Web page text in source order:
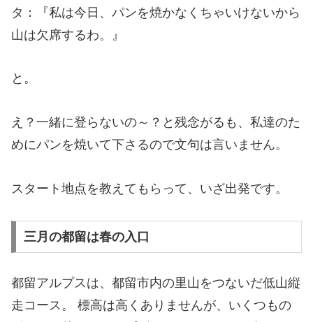
タ：『私は今日、パンを焼かなくちゃいけないから
山は欠席するわ。』
と。
え？一緒に登らないの～？と残念がるも、私達のた
めにパンを焼いて下さるので文句は言いません。
スタート地点を教えてもらって、いざ出発です。
三月の都留は春の入口
都留アルプスは、都留市内の里山をつないだ低山縦
走コース。 標高は高くありませんが、いくつもの